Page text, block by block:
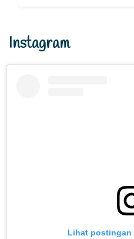
Instagram
Lihat postingan